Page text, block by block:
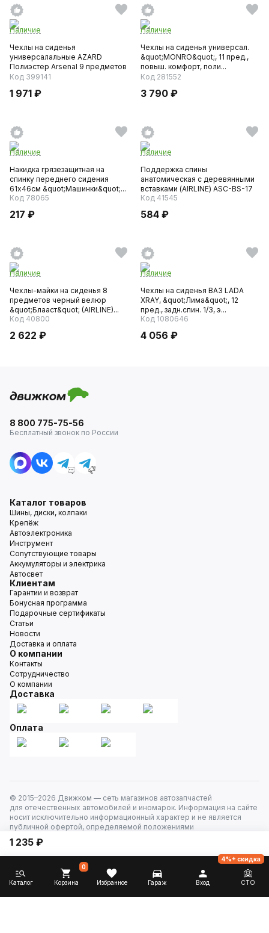
Наличие
Чехлы на сиденья
универсалальные AZARD
Полиэстер Arsenal 9 предметов
серый
Код 399141
1 971 ₽
Наличие
Чехлы на сиденья универсал.
&quot;MONRO&quot;, 11 пред.,
повыш. комфорт, поли...
Код 281552
3 790 ₽
Наличие
Накидка грязезащитная на
спинку переднего сидения
61х46см &quot;Машинки&quot;...
Код 78065
217 ₽
Наличие
Поддержка спины
анатомическая с деревянными
вставками (AIRLINE) ASC-BS-17
Код 41545
584 ₽
Наличие
Чехлы-майки на сиденья 8
предметов черный велюр
&quot;Блааст&quot; (AIRLINE)...
Код 40800
2 622 ₽
Наличие
Чехлы на сиденья ВАЗ LADA
XRAY, &quot;Лима&quot;, 12
пред., задн.спин. 1/3, э...
Код 1080646
4 056 ₽
1 235 ₽
8 800 775-75-56
Бесплатный звонок по России
Каталог товаров
Шины, диски, колпаки
Крепёж
Автоэлектроника
Инструмент
Сопутствующие товары
Аккумуляторы и электрика
Автосвет
Клиентам
Гарантии и возврат
Бонусная программа
Подарочные сертификаты
Статьи
Новости
Доставка и оплата
О компании
Контакты
Сотрудничество
О компании
Доставка
Оплата
© 2015–2026 Движком — сеть магазинов автозапчастей
для отечественных автомобилей и иномарок. Информация на сайте
носит исключительно информационный характер и не является
публичной офертой, определяемой положениями
Каталог Корзина
0
Избранное Гараж Вход СТО
4%+ скидка